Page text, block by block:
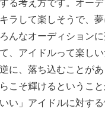
ラして楽しそうで、
んなオーディション
、アイドルって楽し
に、落ち込むことが
こそ輝けるというこ
い」アイドルに対す